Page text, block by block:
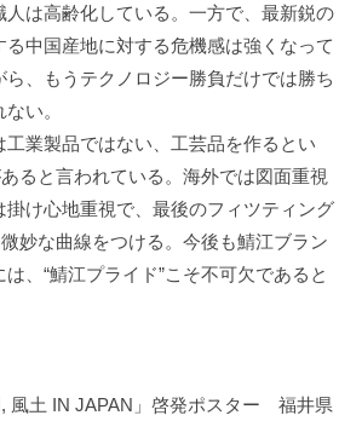
人は高齢化している。一方で、最新鋭の
中国産地に対する危機感は強くなって
ら、もうテクノロジー勝負だけでは勝ち
い。
業製品ではない、工芸品を作るとい
あると言われている。海外では図面重視
掛け心地重視で、最後のフィツティング
妙な曲線をつける。今後も鯖江ブラン
は、“鯖江プライド”こそ不可欠であると
風土 IN JAPAN」啓発ポスター 福井県